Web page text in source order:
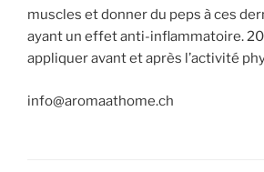
muscles et donner du peps à ces
ayant un effet anti-inflammatoire.
appliquer avant et après l’activité
info@aromaathome.ch